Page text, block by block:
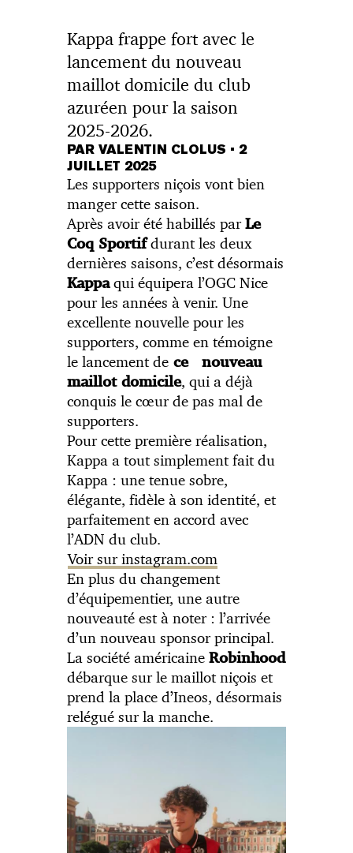
Kappa frappe fort avec le
lancement du nouveau
maillot domicile du club
azuréen pour la saison
2025-2026.
PAR VALENTIN CLOLUS • 2
JUILLET 2025
Les supporters niçois vont bien
manger cette saison.
Après avoir été habillés parLe
Coq Sportifdurant les deux
dernières saisons, c’est désormais
Kappaqui équipera l’OGC Nice
pour les années à venir. Une
excellente nouvelle pour les
supporters, comme en témoigne
le lancement de ce nouveau
maillot domicile, qui a déjà
conquis le cœur de pas mal de
supporters.
Pour cette première réalisation,
Kappa a tout simplement fait du
Kappa : une tenue sobre,
élégante, fidèle à son identité, et
parfaitement en accord avec
l’ADN du club.
Voir sur instagram.com
En plus du changement
d’équipementier, une autre
nouveauté est à noter : l’arrivée
d’un nouveau sponsor principal.
La société américaineRobinhood
débarque sur le maillot niçois et
prend la place d’Ineos, désormais
relégué sur la manche.